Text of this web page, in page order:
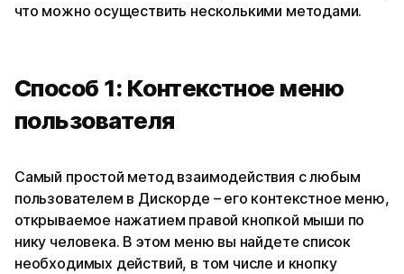
что можно осуществить несколькими методами.
Способ 1: Контекстное меню
пользователя
Самый простой метод взаимодействия с любым
пользователем в Дискорде – его контекстное меню,
открываемое нажатием правой кнопкой мыши по
нику человека. В этом меню вы найдете список
необходимых действий, в том числе и кнопку